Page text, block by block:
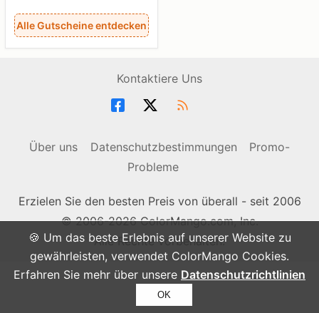
🍪 Um das beste Erlebnis auf unserer Website zu
gewährleisten, verwendet ColorMango Cookies.
Erfahren Sie mehr über unsere Datenschutzrichtlinien
OK
Alle Gutscheine entdecken
Kontaktiere Uns
Über uns Datenschutzbestimmungen
Promo-
Probleme
Erzielen Sie den besten Preis von überall - seit 2006
© 2006-2026 ColorMango.com, Inc.
Alle Rechte vorbehalten.